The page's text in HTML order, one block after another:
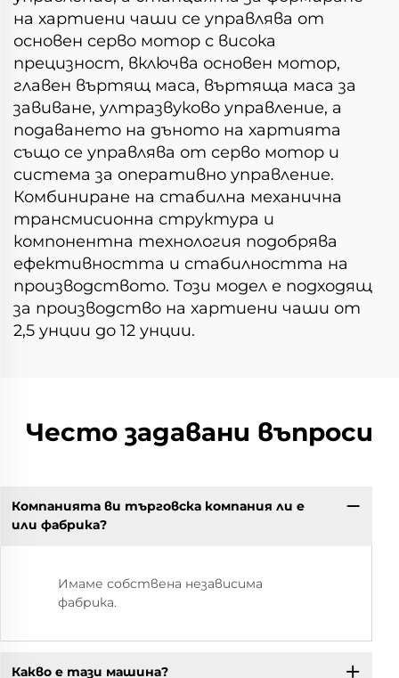
на хартиени чаши се управлява от
основен серво мотор с висока
прецизност, включва основен мотор,
главен въртящ маса, въртяща маса за
завиване, ултразвуково управление, а
подаването на дъното на хартията
също се управлява от серво мотор и
система за оперативно управление.
Комбиниране на стабилна механична
трансмисионна структура и
компонентна технология подобрява
ефективността и стабилността на
производството. Този модел е подходящ
за производство на хартиени чаши от
2,5 унции до 12 унции.
Често задавани въпроси
Компанията ви търговска компания ли е
или фабрика?
Имаме собствена независима
фабрика.
Какво е тази машина?